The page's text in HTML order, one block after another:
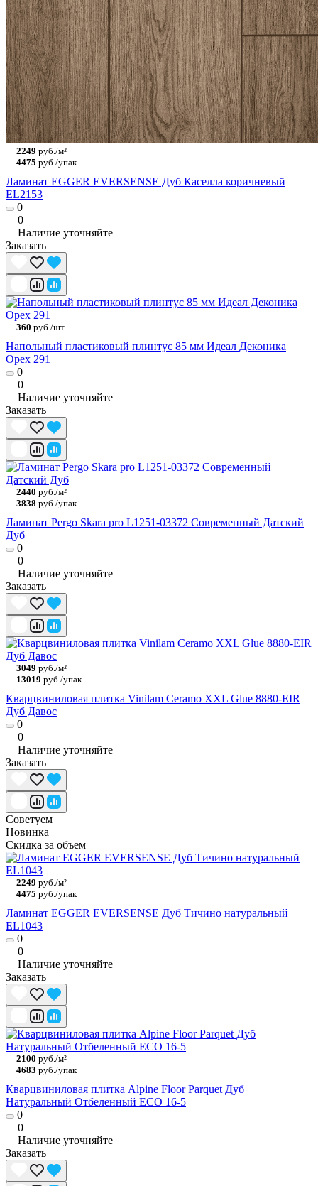
2249 руб./м²
4475 руб./упак
Ламинат EGGER EVERSENSE Дуб Каселла коричневый
EL2153
0
0
Наличие уточняйте
Заказать
360 руб./шт
Напольный пластиковый плинтус 85 мм Идеал Деконика
Орех 291
0
0
Наличие уточняйте
Заказать
2440 руб./м²
3838 руб./упак
Ламинат Pergo Skara pro L1251-03372 Современный Датский
Дуб
0
0
Наличие уточняйте
Заказать
3049 руб./м²
13019 руб./упак
Кварцвиниловая плитка Vinilam Ceramo XXL Glue 8880-EIR
Дуб Давос
0
0
Наличие уточняйте
Заказать
Советуем
Новинка
Скидка за объем
2249 руб./м²
4475 руб./упак
Ламинат EGGER EVERSENSE Дуб Тичино натуральный
EL1043
0
0
Наличие уточняйте
Заказать
2100 руб./м²
4683 руб./упак
Кварцвиниловая плитка Alpine Floor Parquet Дуб
Натуральный Отбеленный ECO 16-5
0
0
Наличие уточняйте
Заказать